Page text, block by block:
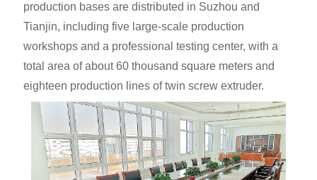
production bases are distributed in Suzhou and
Tianjin, including five large-scale production
workshops and a professional testing center, with a
total area of about 60 thousand square meters and
eighteen production lines of twin screw extruder.